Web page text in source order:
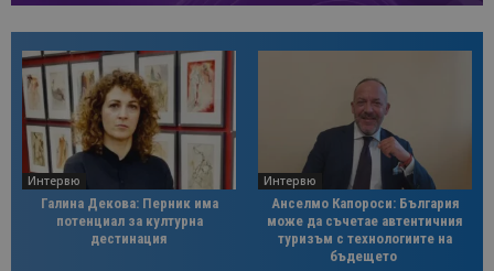
Интервю
Галина Декова: Перник има
потенциал за културна
дестинация
Интервю
Анселмо Капороси: България
може да съчетае автентичния
туризъм с технологиите на
бъдещето